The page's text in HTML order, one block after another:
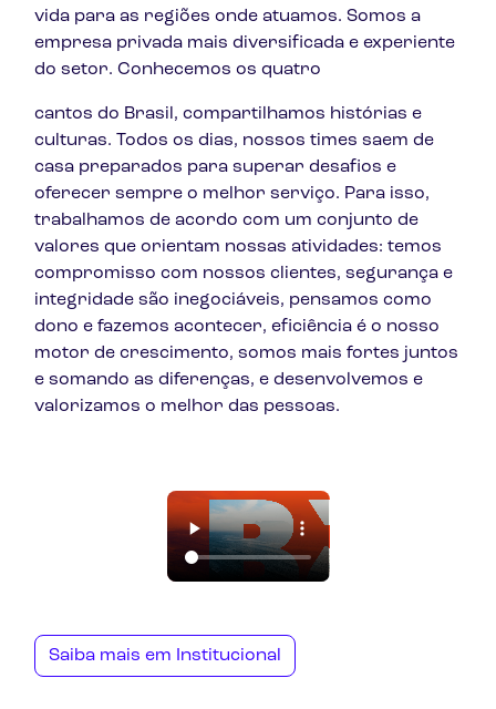
vida para as regiões onde atuamos. Somos a
empresa privada mais diversificada e experiente
do setor. Conhecemos os quatro
cantos do Brasil, compartilhamos histórias e
culturas. Todos os dias, nossos times saem de
casa preparados para superar desafios e
oferecer sempre o melhor serviço. Para isso,
trabalhamos de acordo com um conjunto de
valores que orientam nossas atividades: temos
compromisso com nossos clientes, segurança e
integridade são inegociáveis, pensamos como
dono e fazemos acontecer, eficiência é o nosso
motor de crescimento, somos mais fortes juntos
e somando as diferenças, e desenvolvemos e
valorizamos o melhor das pessoas.
Saiba mais em Institucional